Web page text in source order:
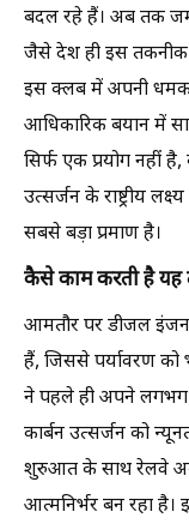
बदल रहे हैं। अब तक
जैसे देश ही इस तकनीक
इस क्लब में अपनी धमक
आधिकारिक बयान में
सिर्फ एक प्रयोग नहीं
उत्सर्जन के राष्ट्रीय
सबसे बड़ा प्रमाण है।
कैसे काम करती है
आमतौर पर डीजल इंजन
हैं, जिससे पर्यावरण को
ने पहले ही अपने लगभग
कार्बन उत्सर्जन को
शुरुआत के साथ रेलवे अब
आत्मनिर्भर बन रहा है।